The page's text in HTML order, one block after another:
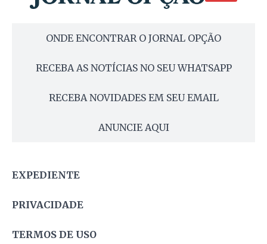
ONDE ENCONTRAR O JORNAL OPÇÃO
RECEBA AS NOTÍCIAS NO SEU WHATSAPP
RECEBA NOVIDADES EM SEU EMAIL
ANUNCIE AQUI
EXPEDIENTE
PRIVACIDADE
TERMOS DE USO